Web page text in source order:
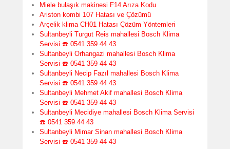
Miele bulaşık makinesi F14 Arıza Kodu
Ariston kombi 107 Hatası ve Çözümü
Arçelik klima CH01 Hatası Çözüm Yöntemleri
Sultanbeyli Turgut Reis mahallesi Bosch Klima
Servisi ☎️ 0541 359 44 43
Sultanbeyli Orhangazi mahallesi Bosch Klima
Servisi ☎️ 0541 359 44 43
Sultanbeyli Necip Fazıl mahallesi Bosch Klima
Servisi ☎️ 0541 359 44 43
Sultanbeyli Mehmet Akif mahallesi Bosch Klima
Servisi ☎️ 0541 359 44 43
Sultanbeyli Mecidiye mahallesi Bosch Klima Servisi
☎️ 0541 359 44 43
Sultanbeyli Mimar Sinan mahallesi Bosch Klima
Servisi ☎️ 0541 359 44 43